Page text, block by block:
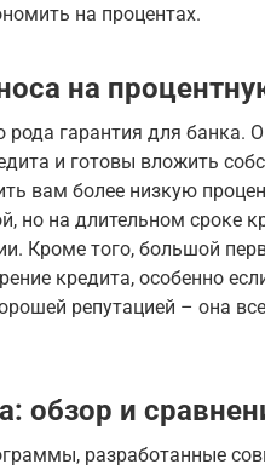
на процентах.
на
гарантия для банка.
и готовы вложить
вам более низкую
но на длительном сроке
Кроме того, большой
кредита, особенно
репутацией – она
обзор и
разработанные